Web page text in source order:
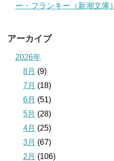
ー・フランキー（新潮文庫）
アーカイブ
2026年
8月 (9)
7月 (18)
6月 (51)
5月 (28)
4月 (25)
3月 (67)
2月 (106)